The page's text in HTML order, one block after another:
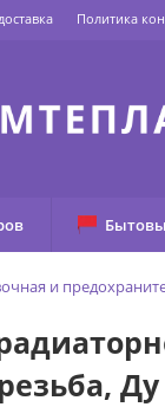
Политика
и
Ду